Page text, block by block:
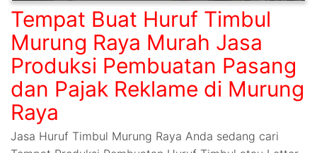
Tempat Buat Huruf Timbul
Murung Raya Murah Jasa
Produksi Pembuatan Pasang
dan Pajak Reklame di Murung
Raya
Jasa Huruf Timbul Murung Raya Anda sedang cari